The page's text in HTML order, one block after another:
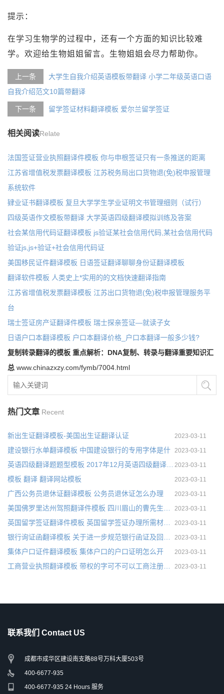
提示：
在学习生物学的过程中，还有一个方面的知识比较难
学。欢迎给生物姐姐留言。生物姐姐会尽力帮助你。
上一条
大学生自我介绍英语模板带翻译 小学二年级英语口语
自我介绍范文10篇带翻译
下一条 留学签证材料翻译模板 爱尔兰留学签证
相关阅读Relate
法国签证营业执照翻译件模板 你与申根签证只有一条推送的距离
江苏省增值税发票翻译模板 江苏税务局出口货物退(免)税申报管理
系统软件
肄业证书翻译模板 复旦大学学生学业证明文书管理细则（试行）
四级英语作文模板带翻译 大学英语四级翻译模拟训练及答案
社会某信用代码证翻译模板 js验证某社会信用代码,某社会信用代码
验证js,js+验证+社会信用代码证
美国移民证件翻译模板 日语签证翻译聊聊身份证翻译模板
翻译软件模板 人类史上*实用的的文档快速翻译指南
江苏省增值税发票翻译模板 江苏出口货物退(免)税申报管理服务平
台
瑞士签证房产证翻译件模板 瑞士探亲签证—就读子女
日语户口本翻译模板 户口本翻译价格_户口本翻译一般多少钱?
复制转录翻译的模板 重点解析：DNA复制、转录与翻译重要知识汇
总 www.chinazxzy.com/fymb/7004.html
热门文章 Recent
新出生证翻译模板-美国出生证翻译认证 2023-03-11
建设银行水单翻译模板 中国建设银行的专用字体是什 2023-03-11
2023-03-11
模板 翻译 翻译网站模板 2023-03-11
广西公务员退休证翻译模板 公务员退休证怎么办理 2023-03-11
2023-03-11
2023-03-11
2023-03-11
集体户口证件翻译模板 集体户口的户口证明怎么开 2023-03-11
2023-03-11
联系我们 Contact US
成都市成华区建设南支路88号万科大厦503号
400-6677-935
400-6677-935 24 Hours 服务